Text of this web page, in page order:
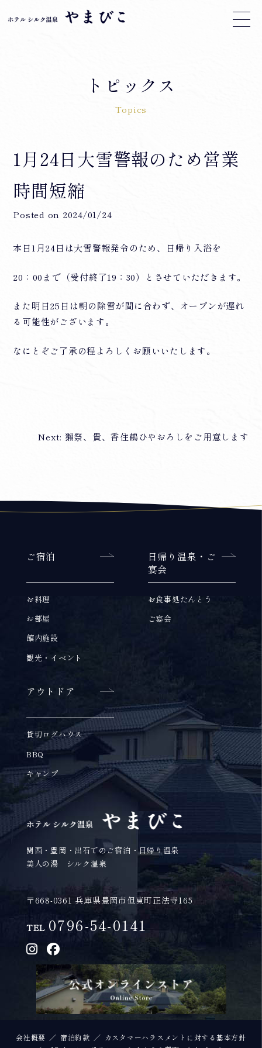
トピックス
Topics
1月24日大雪警報のため営業
時間短縮
Posted on 2024/01/24
本日1月24日は大雪警報発令のため、日帰り入浴を
20：00まで（受付終了19：30）とさせていただきます。
また明日25日は朝の除雪が間に合わず、オープンが遅れ
る可能性がございます。
なにとぞご了承の程よろしくお願いいたします。
ビ
シ
Next: 獺祭、貴、香住鶴ひやおろしをご用意します
ご宿泊
お料理
お部屋
館内施設
観光・イベント
日帰り温泉・ご
宴会
お食事処たんとう
ご宴会
アウトドア
貸切ログハウス
BBQ
キャンプ
関西・豊岡・出石でのご宿泊・日帰り温泉
美人の湯 シルク温泉
〒668-0361 兵庫県豊岡市但東町正法寺165
TEL 0796-54-0141
会社概要 宿泊約款
カスタマーハラスメントに対する基本方針